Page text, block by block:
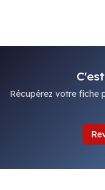
Récupérez votre fiche